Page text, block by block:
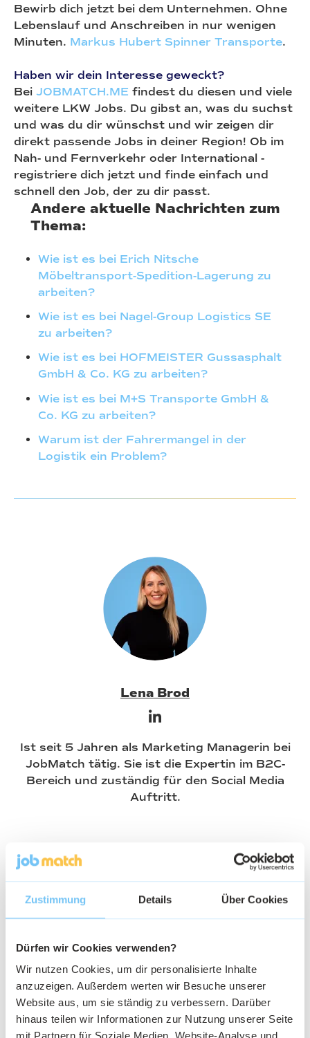
Zustimmung Details Über Cookies
Dürfen wir Cookies verwenden?
Wir nutzen Cookies, um dir personalisierte Inhalte
anzuzeigen. Außerdem werten wir Besuche unserer
Website aus, um sie ständig zu verbessern. Darüber
hinaus teilen wir Informationen zur Nutzung unserer Seite
Bewirb dich jetzt bei dem Unternehmen. Ohne
Lebenslauf und Anschreiben in nur wenigen
Minuten. Markus Hubert Spinner Transporte.
Haben wir dein Interesse geweckt?
Bei JOBMATCH.ME findest du diesen und viele
weitere LKW Jobs. Du gibst an, was du suchst
und was du dir wünschst und wir zeigen dir
direkt passende Jobs in deiner Region! Ob im
Nah- und Fernverkehr oder International -
registriere dich jetzt und finde einfach und
schnell den Job, der zu dir passt.
Andere aktuelle Nachrichten zum
Thema:
Wie ist es bei Erich Nitsche
Möbeltransport-Spedition-Lagerung zu
arbeiten?
Wie ist es bei Nagel-Group Logistics SE
zu arbeiten?
Wie ist es bei HOFMEISTER Gussasphalt
GmbH & Co. KG zu arbeiten?
Wie ist es bei M+S Transporte GmbH &
Co. KG zu arbeiten?
Warum ist der Fahrermangel in der
Logistik ein Problem?
Lena Brod
Ist seit 5 Jahren als Marketing Managerin bei
JobMatch tätig. Sie ist die Expertin im B2C-
Bereich und zuständig für den Social Media
Auftritt.